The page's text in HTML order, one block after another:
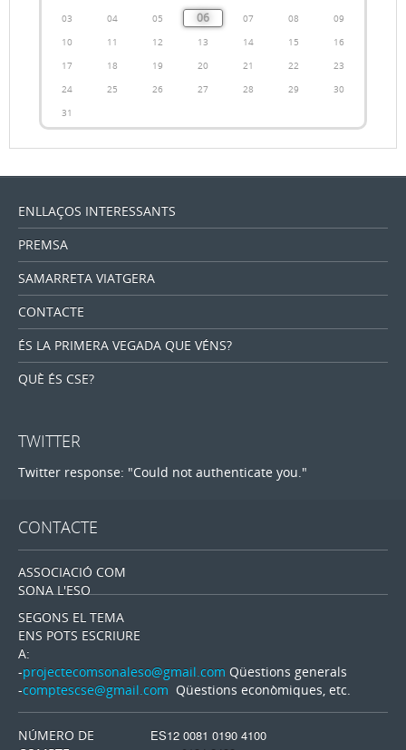
03
04 05 06 07 08
09
10
11 12 13 14 15
16
17
18 19 20 21 22
23
24
25 26 27 28 29
30
31
ENLLAÇOS INTERESSANTS
PREMSA
SAMARRETA VIATGERA
CONTACTE
ÉS LA PRIMERA VEGADA QUE VÉNS?
QUÈ ÉS CSE?
TWITTER
Twitter response: "Could not authenticate you."
CONTACTE
ASSOCIACIÓ COM
SONA L'ESO
SEGONS EL TEMA
ENS POTS ESCRIURE
A:
-projectecomsonaleso@gmail.com Qüestions generals
-comptescse@gmail.com Qüestions econòmiques, etc.
NÚMERO DE
ES12 0081 0190 4100